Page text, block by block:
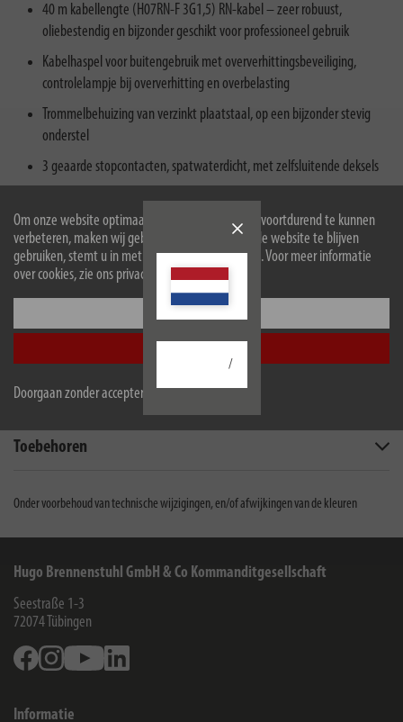
Om onze website optimaal voor u in te richten en voortdurend te kunnen
verbeteren, maken wij gebruik van cookies. Door de website te blijven
gebruiken, stemt u in met het gebruik van cookies. Voor meer informatie
over cookies, zie ons privacybeleid.
Doorgaan zonder accepteren
/
40 m kabellengte (H07RN-F 3G1,5) RN-kabel – zeer robuust,
oliebestendig en bijzonder geschikt voor professioneel gebruik
Kabelhaspel voor buitengebruik met oververhittingsbeveiliging,
controlelampje bij oververhitting en overbelasting
Trommelbehuizing van verzinkt plaatstaal, op een bijzonder stevig
onderstel
3 geaarde stopcontacten, spatwaterdicht, met zelfsluitende deksels
Kabelhaspel met innovatieve “cablepilot”-draaggreep voor een
perfecte kabelgeleiding. Kan aan beide kanten worden gedraaid en
maakt comfortabel dragen en ophangen mogelijk
Downloads
Toebehoren
Onder voorbehoud van technische wijzigingen, en/of afwijkingen van de kleuren
Hugo Brennenstuhl GmbH & Co Kommanditgesellschaft
Seestraße 1-3
72074 Tübingen
FacebookInstagramYoutube
Informatie